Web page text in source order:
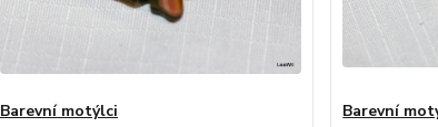
Barevní motýlci Barevní